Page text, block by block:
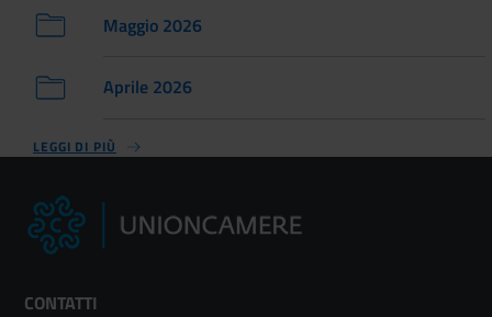
Maggio 2026
Aprile 2026
LEGGI DI PIÙ
CONTATTI